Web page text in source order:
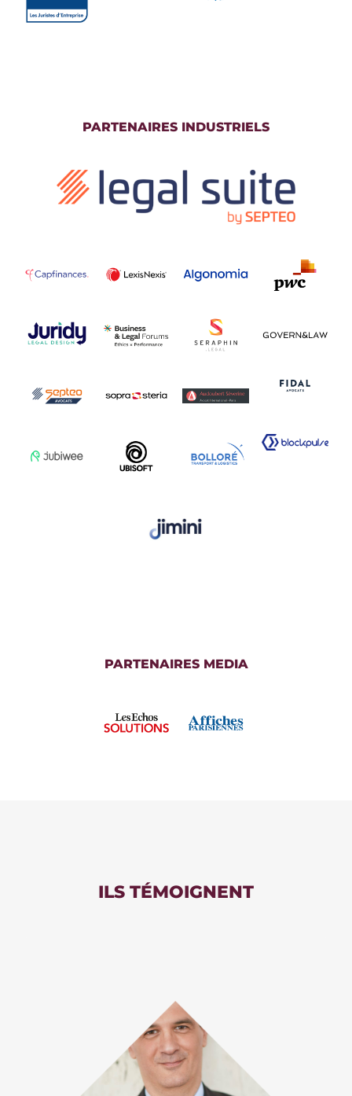
PARTENAIRES INDUSTRIELS
PARTENAIRES MEDIA
ILS TÉMOIGNENT